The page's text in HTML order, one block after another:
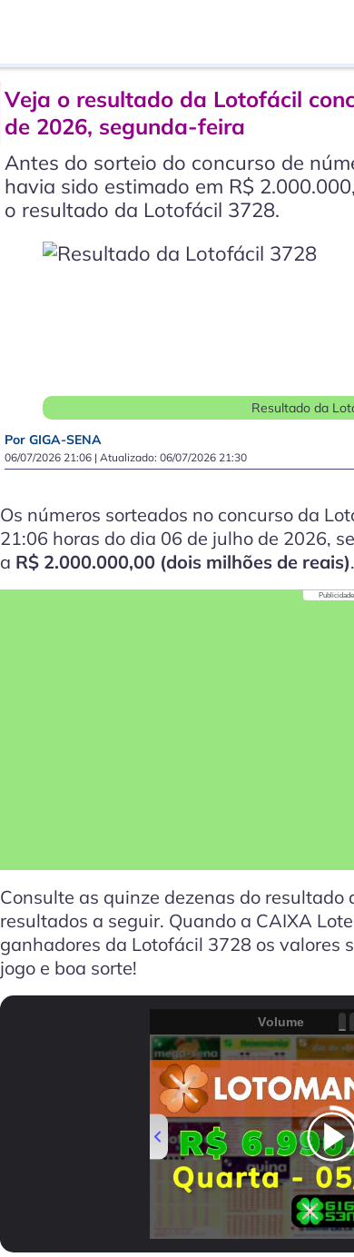
Veja o resultado da Lotofácil
de 2026, segunda-feira
Antes do sorteio do concurso de
havia sido estimado em R$
o resultado da Lotofácil 3728.
Resultado da
Por GIGA-SENA
06/07/2026 21:06 | Atualizado: 06/07/2026 21:30
Os números sorteados no concurso da
21:06 horas do dia 06 de julho de 2026,
a R$ 2.000.000,00 (dois milhões de reais).
Publicidade
Consulte as quinze dezenas do
resultados a seguir. Quando a CAIXA
ganhadores da Lotofácil 3728 os valores
jogo e boa sorte!
Volume